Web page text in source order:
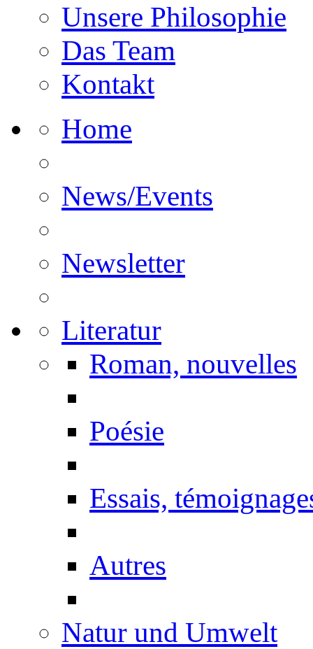
Unsere Philosophie
Das Team
Kontakt
Home
News/Events
Newsletter
Literatur
Roman, nouvelles
Poésie
Essais,
Autres
Natur und Umwelt